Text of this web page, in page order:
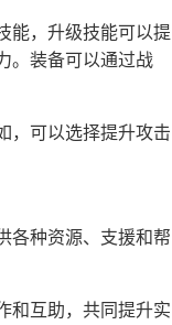
能，升级技能可以提
。装备可以通过战
，可以选择提升攻击
各种资源、支援和帮
和互助，共同提升实